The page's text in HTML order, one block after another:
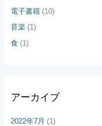
電子書籍 (10)
音楽 (1)
食 (1)
アーカイブ
2022年7月 (1)